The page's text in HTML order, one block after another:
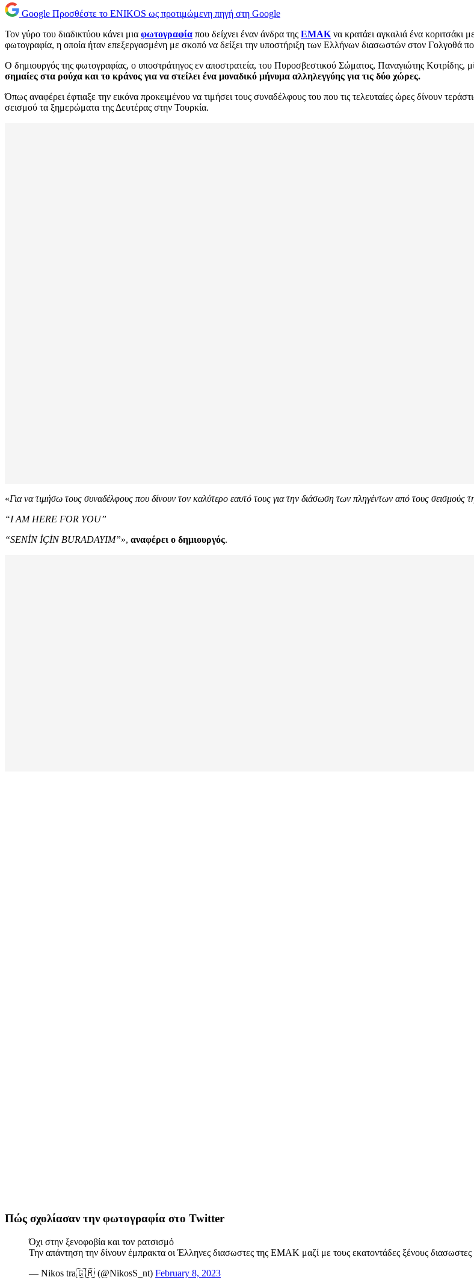
Google Προσθέστε το ENIKOS ως προτιμώμενη πηγή στη Google
Τον γύρο του διαδικτύου κάνει μια φωτογραφία που δείχνει έναν άνδρα της ΕΜΑΚ να κρατάει αγκαλιά ένα κοριτσάκι
φωτογραφία, η οποία ήταν επεξεργασμένη με σκοπό να δείξει την υποστήριξη των Ελλήνων διασωστών στον Γολγοθά
Ο δημιουργός της φωτογραφίας, ο υποστράτηγος εν αποστρατεία, του Πυροσβεστικού Σώματος, Παναγιώτης Κοτρίδης,
σημαίες στα ρούχα και το κράνος για να στείλει ένα μοναδικό μήνυμα αλληλεγγύης για τις δύο χώρες.
Όπως αναφέρει έφτιαξε την εικόνα προκειμένου να τιμήσει τους συναδέλφους του που τις τελευταίες ώρες δίνουν
σεισμού τα ξημερώματα της Δευτέρας στην Τουρκία.
«Για να τιμήσω τους συναδέλφους που δίνουν τον καλύτερο εαυτό τους για την διάσωση των πληγέντων από τους σεισμούς
“I AM HERE FOR YOU”
“SENİN İÇİN BURADAYIM”», αναφέρει ο δημιουργός.
Πώς σχολίασαν την φωτογραφία στο Twitter
Όχι στην ξενοφοβία και τον ρατσισμό
Την απάντηση την δίνουν έμπρακτα οι Έλληνες διασωστες της ΕΜΑΚ μαζί με τους εκατοντάδες ξένους
— Nikos tra🇬🇷 (@NikosS_nt) February 8, 2023